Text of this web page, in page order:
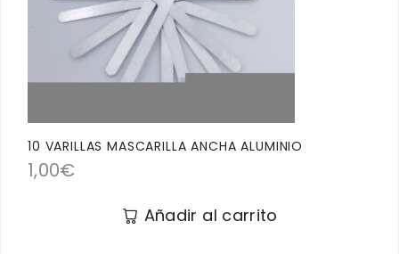
10 VARILLAS MASCARILLA ANCHA ALUMINIO
1,00€
Añadir al carrito